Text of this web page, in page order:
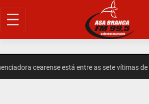
Pular
para
cearense está entre as sete vítimas de